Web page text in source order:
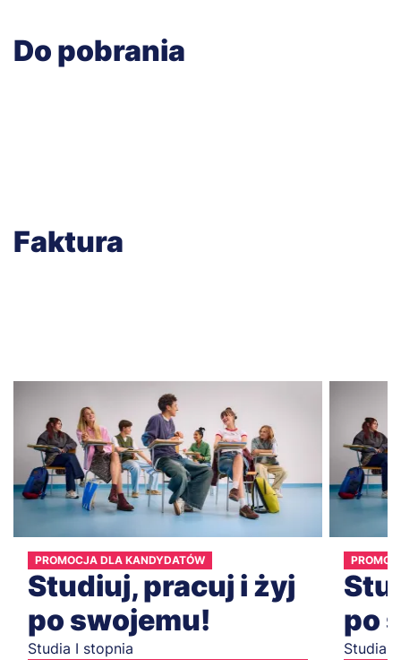
Do pobrania
Faktura
PROMOCJA DLA KANDYDATÓW
Studiuj, pracuj i żyj
po swojemu!
Studia I stopnia
po
Studia I